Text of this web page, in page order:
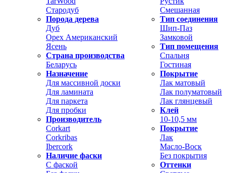
Стародуб
Порода дерева
Дуб
Орех Американский
Ясень
Страна производства
Беларусь
Смешанная
Тип соединения
Шип-Паз
Замковой
Тип помещения
Спальня
Гостиная
Назначение
Для массивной доски
Для ламината
Для паркета
Для пробки
Покрытие
Лак матовый
Лак полуматовый
Лак глянцевый
Клей
Производитель
Corkart
Corkribas
Ibercork
Наличие фаски
С фаской
10-10,5 мм
Покрытие
Лак
Масло-Воск
Без покрытия
Оттенки